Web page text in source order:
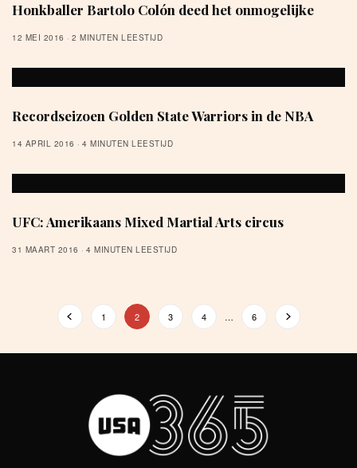
Honkballer Bartolo Colón deed het onmogelijke
12 MEI 2016 2 MINUTEN LEESTIJD
Recordseizoen Golden State Warriors in de NBA
14 APRIL 2016 4 MINUTEN LEESTIJD
UFC: Amerikaans Mixed Martial Arts circus
31 MAART 2016 4 MINUTEN LEESTIJD
1 2 3 4 … 6